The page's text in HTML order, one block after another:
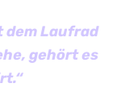
dem Laufrad
gehört es